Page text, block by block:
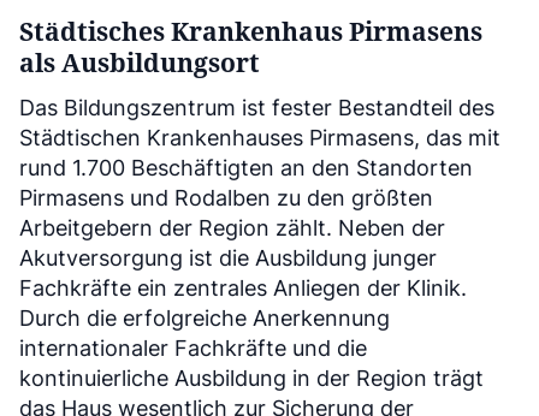
Städtisches Krankenhaus Pirmasens
als Ausbildungsort
Das Bildungszentrum ist fester Bestandteil des
Städtischen Krankenhauses Pirmasens, das mit
rund 1.700 Beschäftigten an den Standorten
Pirmasens und Rodalben zu den größten
Arbeitgebern der Region zählt. Neben der
Akutversorgung ist die Ausbildung junger
Fachkräfte ein zentrales Anliegen der Klinik.
Durch die erfolgreiche Anerkennung
internationaler Fachkräfte und die
kontinuierliche Ausbildung in der Region trägt
das Haus wesentlich zur Sicherung der